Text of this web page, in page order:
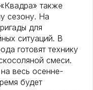
также
сезону. На
для
ситуаций. В
готовят технику
смеси.
весь осенне-
будет